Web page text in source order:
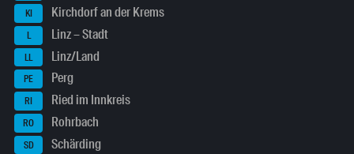
KI Kirchdorf an der Krems
L Linz – Stadt
LL Linz/Land
PE Perg
RI Ried im Innkreis
RO Rohrbach
SD Schärding